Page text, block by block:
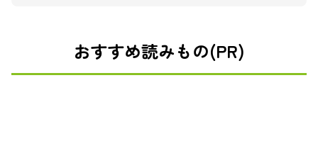
おすすめ読みもの(PR)